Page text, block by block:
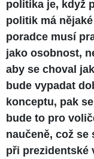
politika je, když
politik má
poradce musí
jako osobnost,
aby se choval
bude vypadat
konceptu, pak
bude to pro
naučeně, což
při prezidentské